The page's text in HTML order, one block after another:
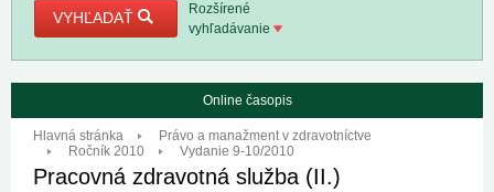
VYHĽADAŤ
Rozšírené
vyhľadávanie
Online časopis
Hlavná stránka
Právo a manažment v zdravotníctve
Ročník 2010
Vydanie 9-10/2010
Pracovná zdravotná služba (II.)